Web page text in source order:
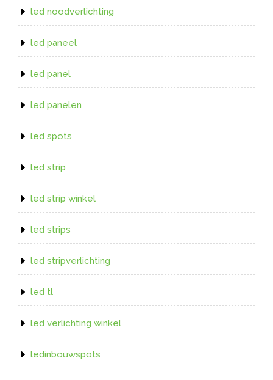
led noodverlichting
led paneel
led panel
led panelen
led spots
led strip
led strip winkel
led strips
led stripverlichting
led tl
led verlichting winkel
ledinbouwspots